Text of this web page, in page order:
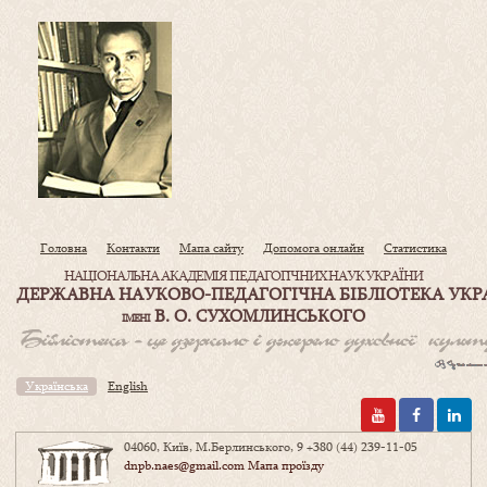
Головна Контакти Мапа сайту Допомога онлайн Статистика
НАЦІОНАЛЬНА АКАДЕМІЯ ПЕДАГОГІЧНИХ НАУК УКРАЇНИ
ДЕРЖАВНА НАУКОВО-ПЕДАГОГІЧНА БІБЛІОТЕКА
ІМЕНІВ. О. СУХОМЛИНСЬКОГО
Українська English
04060, Київ, М.Берлинського, 9+380 (44) 239-11-05
dnpb.naes@gmail.comМапа проїзду